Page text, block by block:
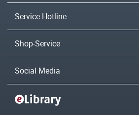
Service-Hotline
Shop-Service
Social Media